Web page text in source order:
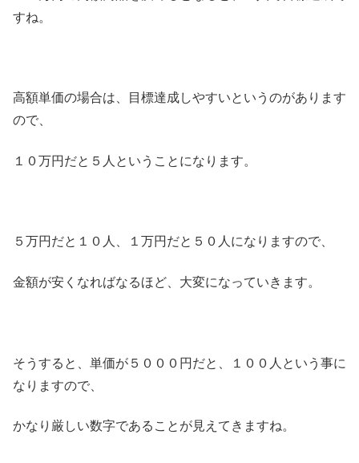
すね。
高額単価の場合は、目標達成しやすいというのがあります
ので、
１０万円だと５人ということになります。
５万円だと１０人、１万円だと５０人になりますので、
金額が安くなればなるほど、大変になっていきます。
そうすると、単価が５０００円だと、１００人という事に
なりますので、
かなり厳しい数字であることが見えてきますね。